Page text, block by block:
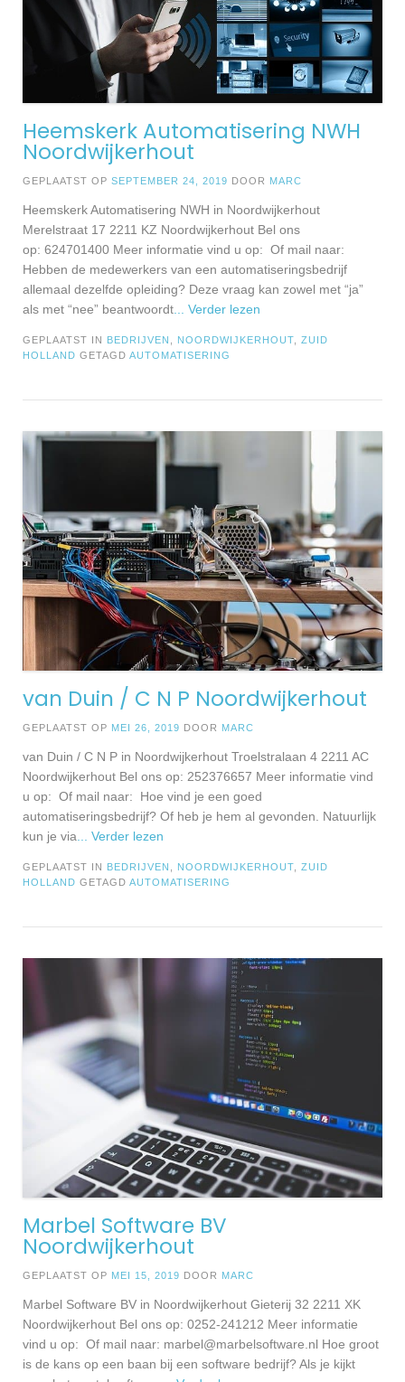
Heemskerk Automatisering NWH
Noordwijkerhout
GEPLAATST OP SEPTEMBER 24, 2019 DOOR MARC
Heemskerk Automatisering NWH in Noordwijkerhout
Merelstraat 17 2211 KZ Noordwijkerhout Bel ons
op: 624701400 Meer informatie vind u op: Of mail naar:
Hebben de medewerkers van een automatiseringsbedrijf
allemaal dezelfde opleiding? Deze vraag kan zowel met “ja”
als met “nee” beantwoordt... Verder lezen
GEPLAATST IN BEDRIJVEN , NOORDWIJKERHOUT, ZUID
HOLLAND GETAGD AUTOMATISERING
van Duin / C N P Noordwijkerhout
GEPLAATST OP MEI 26, 2019 DOOR MARC
van Duin / C N P in Noordwijkerhout Troelstralaan 4 2211 AC
Noordwijkerhout Bel ons op: 252376657 Meer informatie vind
u op: Of mail naar: Hoe vind je een goed
automatiseringsbedrijf? Of heb je hem al gevonden. Natuurlijk
kun je via... Verder lezen
GEPLAATST IN BEDRIJVEN NOORDWIJKERHOUT
ZUID
HOLLAND GETAGD AUTOMATISERING
Marbel Software BV
Noordwijkerhout
GEPLAATST OP MEI 15, 2019 DOOR MARC
Marbel Software BV in Noordwijkerhout Gieterij 32 2211 XK
Noordwijkerhout Bel ons op: 0252-241212 Meer informatie
vind u op: Of mail naar: marbel@marbelsoftware.nl Hoe groot
is de kans op een baan bij een software bedrijf? Als je kijkt